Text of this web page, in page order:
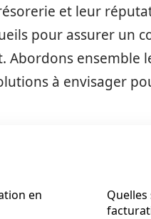
et leur
pour assurer un
Abordons ensemble
à envisager
en